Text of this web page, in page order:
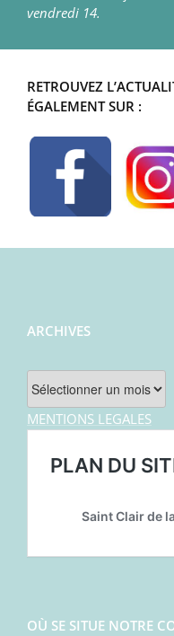
vendredi 14.
RETROUVEZ
ÉGALEMENT SUR :
ARCHIVES
Archives
MENTIONS LEGALES
OÙ SE SITUE NOTRE